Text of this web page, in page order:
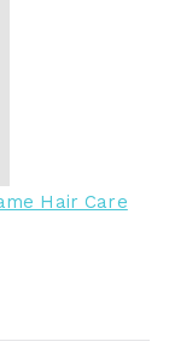
Hair Care